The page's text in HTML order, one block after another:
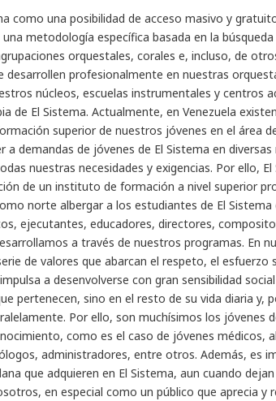
como una posibilidad de acceso masivo y
metodología específica basada en la
orquestales, corales e, incluso, de
desarrollen profesionalmente en nuestras
núcleos, escuelas instrumentales y centros
de El Sistema. Actualmente, en Venezuela
superior de nuestros jóvenes en el área
demandas de jóvenes de El Sistema en
nuestras necesidades y exigencias. Por ello,
de un instituto de formación a nivel superior
norte albergar a los estudiantes de El
ejecutantes, educadores, directores,
a través de nuestros programas. En
de valores que abarcan el respeto, el
a desenvolverse con gran sensibilidad
pertenecen, sino en el resto de su vida diaria y,
Por ello, son muchísimos los jóvenes
como es el caso de jóvenes médicos,
administradores, entre otros. Además, es
que adquieren en El Sistema, aun cuando
en especial como un público que aprecia